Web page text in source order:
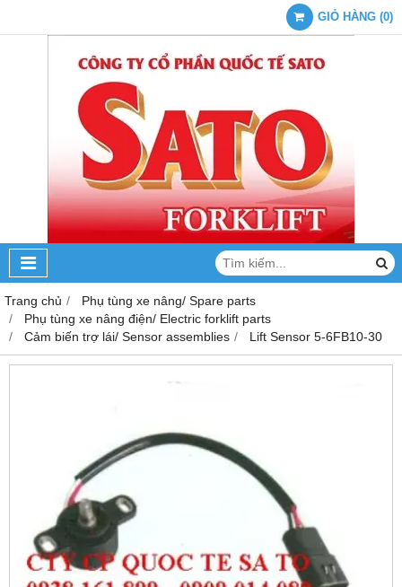
GIỎ HÀNG (0)
Trang chủ
Phụ tùng xe nâng/ Spare parts
Phụ tùng xe nâng điện/ Electric forklift parts
Cảm biến trợ lái/ Sensor assemblies
Lift Sensor 5-6FB10-30